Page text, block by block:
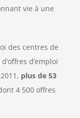
vie à une
des centres de
d’emploi
plus de 53
4 500 offres